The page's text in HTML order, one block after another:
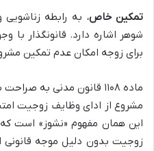
تمکین خاص، به رابطه
شوهر اشاره دارد. قانونگذار با
برای زوجه امکان عدم تمکین
ماده ۱۱۰۸ قانون مدنی به
مشروع از ادای وظایف زوجیت
این همان مفهوم «نشوز» است
زوجیت بدون دلیل موجه قانونی